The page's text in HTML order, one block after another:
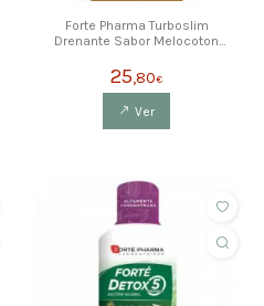
Forte Pharma Turboslim
Drenante Sabor Melocoton
25,80€
Ver